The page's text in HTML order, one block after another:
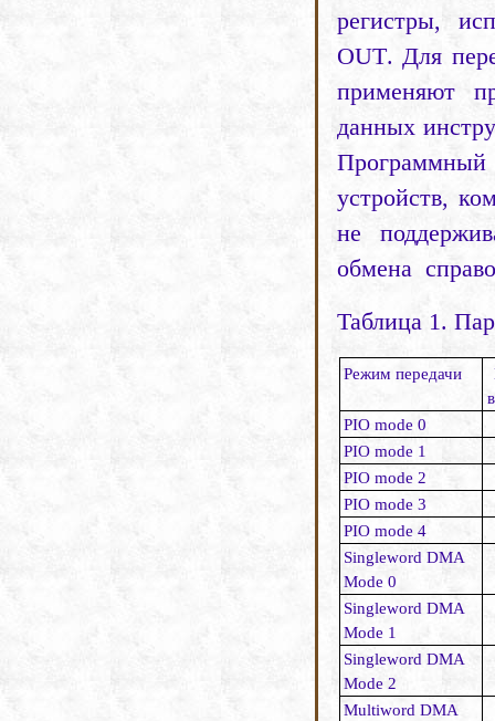
регистры,
OUT. Для
приме­няют
данных
устройств,
не
обмена
Таблица 1.
Режим передачи
РIO mode 0
PIO mode 1
PIO mode 2
PIO mode 3
PIO mode 4
Singleword DMA
Mode 0
Singleword DMA
Mode 1
Singleword DMA
Mode 2
Multiword DMA